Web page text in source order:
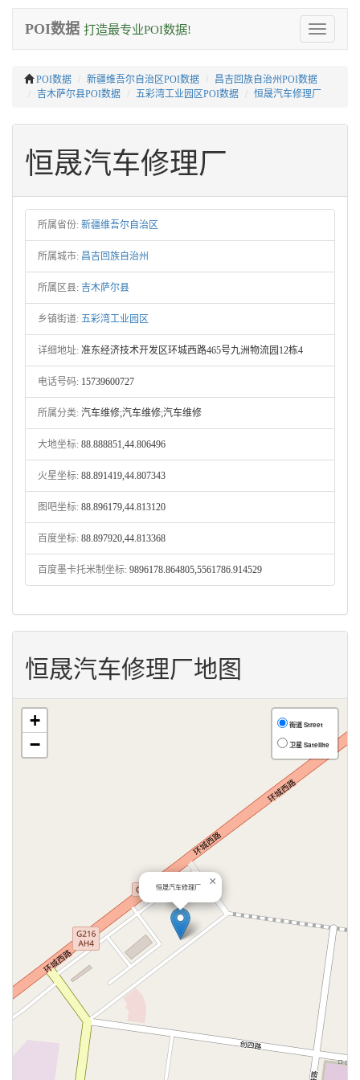
Toggle
navigation
POI数据 打造最专业POI数据!
POI数据 新疆维吾尔自治区POI数据
昌吉回族自治州POI数据
吉木萨尔县POI数据
五彩湾工业园区POI数据 恒晟汽车修理厂
恒晟汽车修理厂
所属省份: 新疆维吾尔自治区
所属城市: 昌吉回族自治州
所属区县: 吉木萨尔县
乡镇街道: 五彩湾工业园区
详细地址: 准东经济技术开发区环城西路465号九洲物流园12栋4
电话号码: 15739600727
所属分类: 汽车维修;汽车维修;汽车维修
大地坐标: 88.888851,44.806496
火星坐标: 88.891419,44.807343
图吧坐标: 88.896179,44.813120
百度坐标: 88.897920,44.813368
百度墨卡托米制坐标: 9896178.864805,5561786.914529
恒晟汽车修理厂地图
恒晟汽车修理厂 ×
+
−
街道 Street
卫星 Satellite